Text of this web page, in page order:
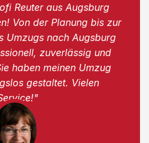
Reuter aus Augsburg
Von der Planung bis zur
Umzugs nach Augsburg
zuverlässig und
haben meinen Umzug
gestaltet. Vielen